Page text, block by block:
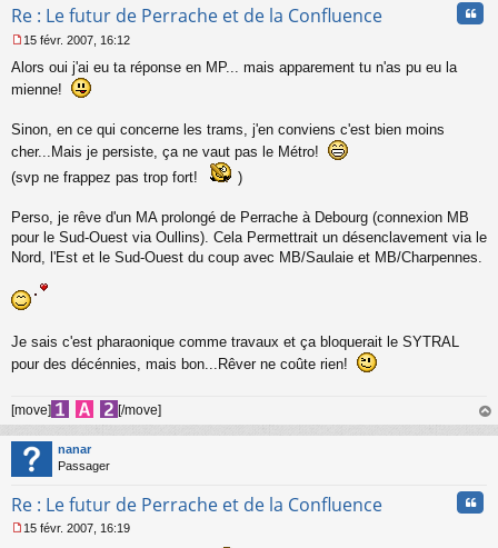
Re : Le futur de Perrache et de la Confluence
e
s
g
e
o
l
u
15 févr. 2007, 16:12
Alors oui j'ai eu ta réponse en MP... mais apparement tu n'as pu eu la
mienne!
Sinon, en ce qui concerne les trams, j'en conviens c'est bien moins
cher...Mais je persiste, ça ne vaut pas le Métro!
(svp ne frappez pas trop fort!
)
Perso, je rêve d'un MA prolongé de Perrache à Debourg (connexion MB
pour le Sud-Ouest via Oullins). Cela Permettrait un désenclavement via le
Nord, l'Est et le Sud-Ouest du coup avec MB/Saulaie et MB/Charpennes.
Je sais c'est pharaonique comme travaux et ça bloquerait le SYTRAL
pour des décénnies, mais bon...Rêver ne coûte rien!
[move] [/move]
au
nanar
Passager
Re : Le futur de Perrache et de la Confluence
15 févr. 2007, 16:19